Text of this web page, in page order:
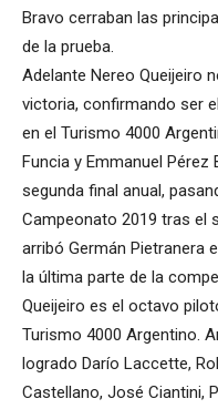
Bravo cerraban las
de la prueba.
Adelante Nereo Queijeiro
victoria, confirmando ser
en el Turismo 4000
Funcia y Emmanuel
segunda final anual,
Campeonato 2019 tras el
arribó Germán Pietranera
la última parte de la
Queijeiro es el octavo
Turismo 4000 Argentino.
logrado Darío Laccette,
Castellano, José Ciantini,